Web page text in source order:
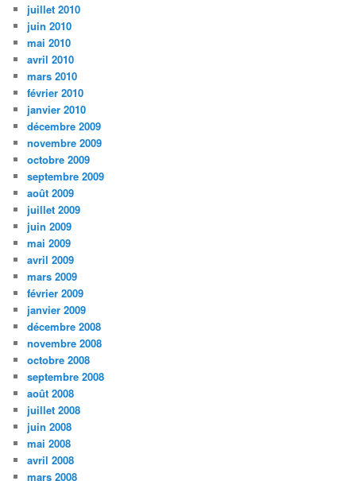
juillet 2010
juin 2010
mai 2010
avril 2010
mars 2010
février 2010
janvier 2010
décembre 2009
novembre 2009
octobre 2009
septembre 2009
août 2009
juillet 2009
juin 2009
mai 2009
avril 2009
mars 2009
février 2009
janvier 2009
décembre 2008
novembre 2008
octobre 2008
septembre 2008
août 2008
juillet 2008
juin 2008
mai 2008
avril 2008
mars 2008